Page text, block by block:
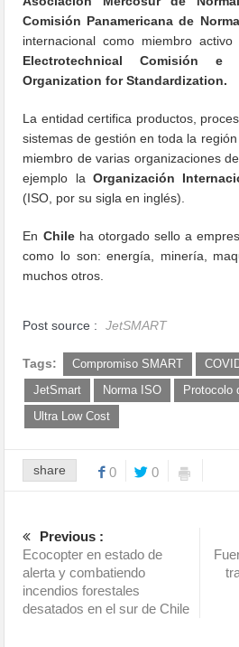
Comisión Panamericana de
internacional como miembro activo
Electrotechnical Comisión
Organization for Standardization.
La entidad certifica productos,
sistemas de gestión en toda la
miembro de varias organizaciones
ejemplo la Organización
(ISO, por su sigla en inglés).
En Chileha otorgado sello a
como lo son: energía, minería,
muchos otros.
Post source : JetSMART
Tags: Compromiso SMART
JetSmart
Norma ISO
Protocolo
Ultra Low Cost
share 0 0
Previous :
Ecocopter en estado de
alerta y combatiendo
incendios forestales
desatados en el sur de Chile